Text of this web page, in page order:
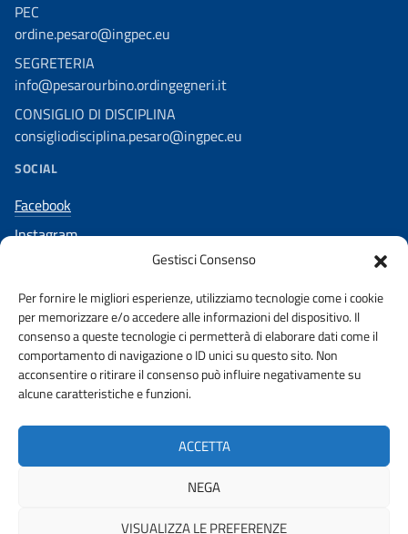
Gestisci Consenso
Per fornire le migliori esperienze, utilizziamo tecnologie come i cookie
per memorizzare e/o accedere alle informazioni del dispositivo. Il
consenso a queste tecnologie ci permetterà di elaborare dati come il
comportamento di navigazione o ID unici su questo sito. Non
acconsentire o ritirare il consenso può influire negativamente su
alcune caratteristiche e funzioni.
ACCETTA
NEGA
VISUALIZZA LE PREFERENZE
PEC
ordine.pesaro@ingpec.eu
SEGRETERIA
info@pesarourbino.ordingegneri.it
CONSIGLIO DI DISCIPLINA
consigliodisciplina.pesaro@ingpec.eu
SOCIAL
Facebook
Instagram
AMMINISTRAZIONE TRASPARENTE
PUBBLICITA’ LEGALE STAKEHOLDERS
PRIVACY POLICY URP WHISTLEBLOWING
DICHIARAZIONE ACCESSIBILITA’